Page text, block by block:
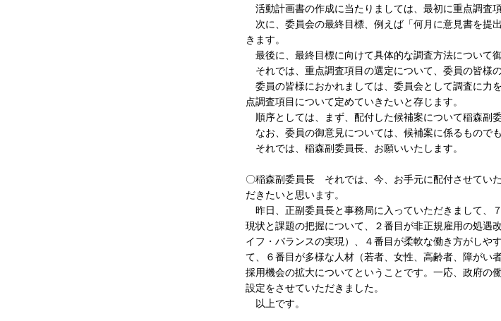
活動計画書の作成に当たりましては、最初に重点調査
次に、委員会の最終目標、例えば「何月に意見書を提
きます。
最後に、最終目標に向けて具体的な調査方法について
それでは、重点調査項目の選定について、委員の皆様
委員の皆様におかれましては、委員会として調査に力
点調査項目について定めていきたいと存じます。
順序としては、まず、配付した候補案について稲森副
なお、委員の御意見については、候補案に係るもので
それでは、稲森副委員長、お願いいたします。
〇稲森副委員長 それでは、今、お手元に配付させてい
だきたいと思います。
昨日、正副委員長と事務局に入っていただきまして、
現状と課題の把握について、２番目が非正規雇用の処遇
イフ・バランスの実現）、４番目が柔軟な働き方がしや
て、６番目が多様な人材（若者、女性、高齢者、障がい
採用機会の拡大についてということです。一応、政府の
設定をさせていただきました。
以上です。